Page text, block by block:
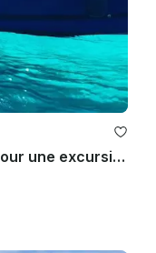
Location de console centrale pour une excursion privée à Fajardo, Porto Rico 750$